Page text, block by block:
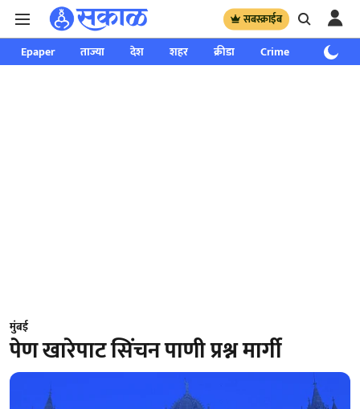
सबस्क्राईब
Epaper ताज्या देश शहर क्रीडा Crime साप्ताहिक
मुंबई
पेण खारेपाट सिंचन पाणी प्रश्न मार्गी